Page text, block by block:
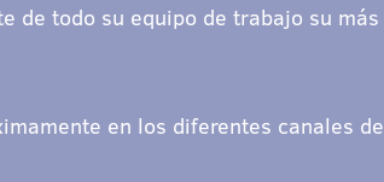
de todo su equipo de trabajo su más
en los diferentes canales de